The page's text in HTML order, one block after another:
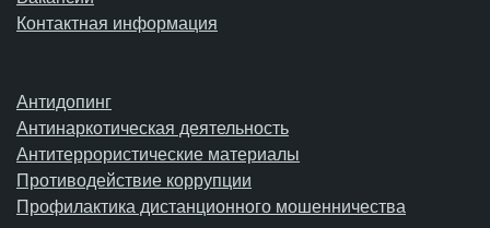
Контактная информация
Антидопинг
Антинаркотическая деятельность
Антитеррористические материалы
Противодействие коррупции
Профилактика дистанционного мошенничества